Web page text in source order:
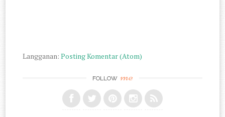
Langganan:Posting Komentar (Atom)
FOLLOW me